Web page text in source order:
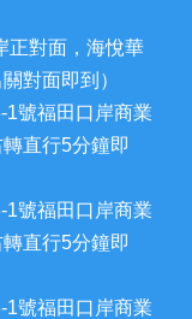
正對面，海悅華
對面即到）
1號福田口岸商業
直行5分鐘即
1號福田口岸商業
直行5分鐘即
1號福田口岸商業